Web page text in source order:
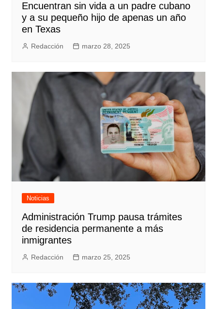
Encuentran sin vida a un padre cubano
y a su pequeño hijo de apenas un año
en Texas
Redacción marzo 28, 2025
Noticias
Administración Trump pausa trámites
de residencia permanente a más
inmigrantes
Redacción marzo 25, 2025